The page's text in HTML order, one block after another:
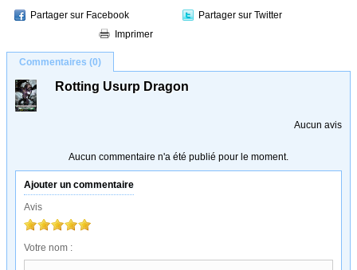
Partager sur Facebook
Partager sur Twitter
Imprimer
Commentaires (0)
Rotting Usurp Dragon
Aucun avis
Aucun commentaire n'a été publié pour le moment.
Ajouter un commentaire
Avis
Votre nom :